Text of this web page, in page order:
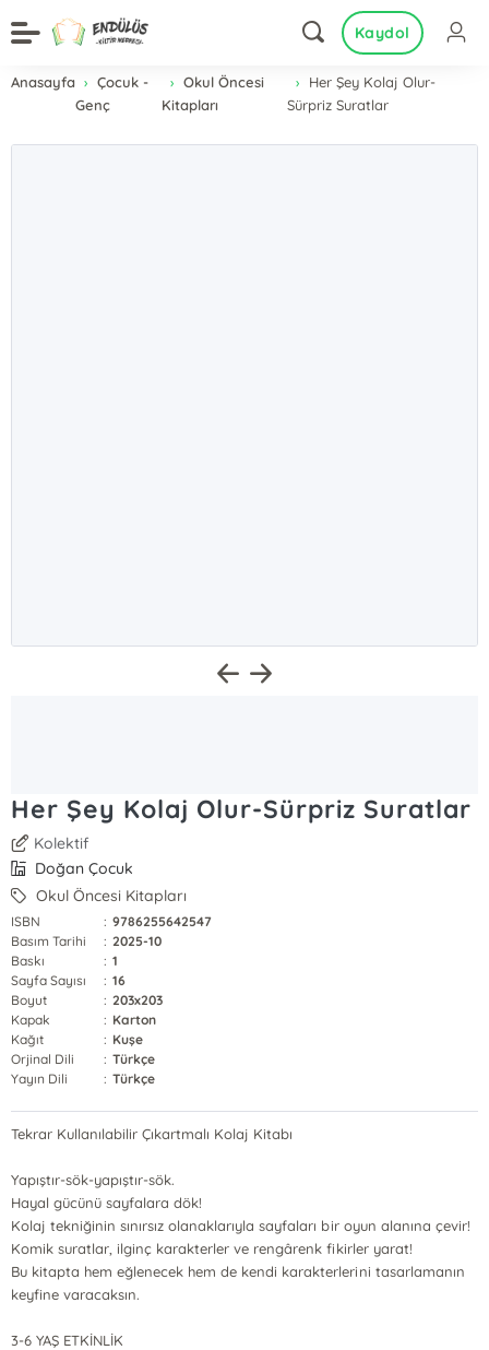
Kaydol
Anasayfa
Çocuk -
Genç
Okul Öncesi
Kitapları
Her Şey Kolaj Olur-
Sürpriz Suratlar
Her Şey Kolaj Olur-Sürpriz Suratlar
Kolektif
Doğan Çocuk
Okul Öncesi Kitapları
ISBN : 9786255642547
Basım Tarihi
: 2025-10
Baskı
: 1
Sayfa Sayısı
: 16
Boyut
: 203x203
Kapak
: Karton
Kağıt
: Kuşe
Orjinal Dili
: Türkçe
Yayın Dili
: Türkçe
Tekrar Kullanılabilir Çıkartmalı Kolaj Kitabı
Yapıştır-sök-yapıştır-sök.
Hayal gücünü sayfalara dök!
Kolaj tekniğinin sınırsız olanaklarıyla sayfaları bir oyun alanına çevir!
Komik suratlar, ilginç karakterler ve rengârenk fikirler yarat!
Bu kitapta hem eğlenecek hem de kendi karakterlerini tasarlamanın
keyfine varacaksın.
3-6 YAŞ ETKİNLİK